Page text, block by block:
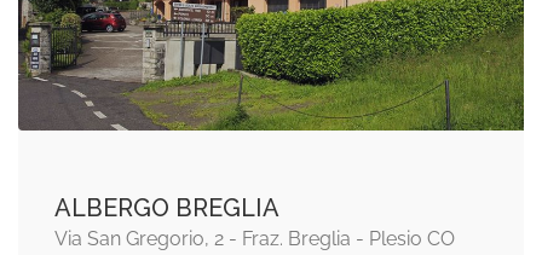
ALBERGO BREGLIA
Via San Gregorio, 2 - Fraz. Breglia - Plesio CO